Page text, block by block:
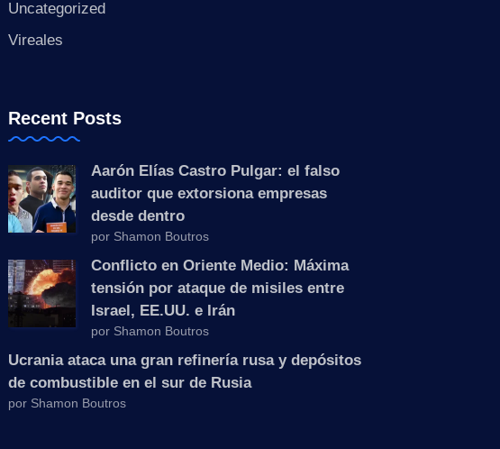
Uncategorized
Vireales
Recent Posts
Aarón Elías Castro Pulgar: el falso
auditor que extorsiona empresas
desde dentro
por Shamon Boutros
Conflicto en Oriente Medio: Máxima
tensión por ataque de misiles entre
Israel, EE.UU. e Irán
por Shamon Boutros
Ucrania ataca una gran refinería rusa y depósitos
de combustible en el sur de Rusia
por Shamon Boutros